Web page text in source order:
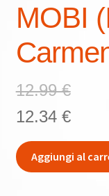
MOBI
12.99 €
12.34 €
MOBI
(Inglese)
Aggiungi al